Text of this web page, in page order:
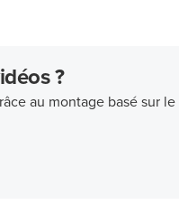
?
au montage basé sur le